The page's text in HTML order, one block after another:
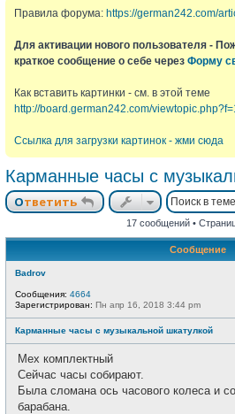
Правила форума: https://german242.com/
Для активации нового пользователя -
краткое сообщение о себе через Форму
Как вставить картинки - см. в этой теме
http://board.german242.com/
Ссылка для загрузки картинок - жми сюда
Карманные часы с
Ответить
17 сообщений •
Сообщение
Badrov
Сообщения: 4664
Зарегистрирован: Пн апр 16, 2018 3:44 pm
Карманные часы с музыкальной шкатулкой
Мех комплектный
Сейчас часы собирают.
Была сломана ось часового колеса и
барабана.